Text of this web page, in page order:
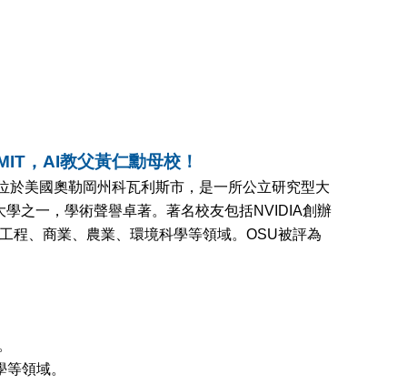
，AI教父黃仁勳母校！
於美國奧勒岡州科瓦利斯市，是一所公立研究型大
之一，學術聲譽卓著。著名校友包括NVIDIA創辦
程、商業、農業、環境科學等領域。OSU被評為
領域。